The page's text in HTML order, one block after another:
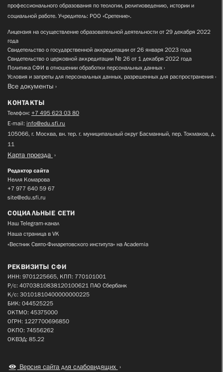
профессионального образования по теологии, религиоведению, истории и
социальной работе. Учредитель: РОО «Сретение».
Лицензия на осуществление образовательной деятельности от 29 декабря 2022
года
Свидетельство о государственной аккредитации от 26 января 2023 года
Свидетельство о церковной аккредитации № 26 от 1 декабря 2022 года
Политика СФИ в отношении обработки персональных данных
Условия и запреты для персональных данных, разрешенных для распространения
Все документы
КОНТАКТЫ
Телефон: +7 495 623 03 80
E-mail: info@edu.sfi.ru
105066, г. Москва, вн. тер. г. муниципальный округ Басманный, пер. Токмаков, д.
11
Карта проезда
Редактор сайта
Нелля Комарова
+7 977 640 59 67
site@edu.sfi.ru
СОЦИАЛЬНЫЕ СЕТИ
Наш Telegram-канал
Наша страница в VK
«Вестник Свято-Филаретовского института» на Academia
РЕКВИЗИТЫ СФИ
ИНН: 9701225665, КПП: 770101001
Р/с: 40703810838120100621 ПАО Сбербанк
К/с: 30101810400000000225
БИК: 044525225
ОКТМО: 45375000
ОГРН: 1227700696850
ОКПО: 74556262
ОКВЭД: 85.22
Версия сайта для слабовидящих